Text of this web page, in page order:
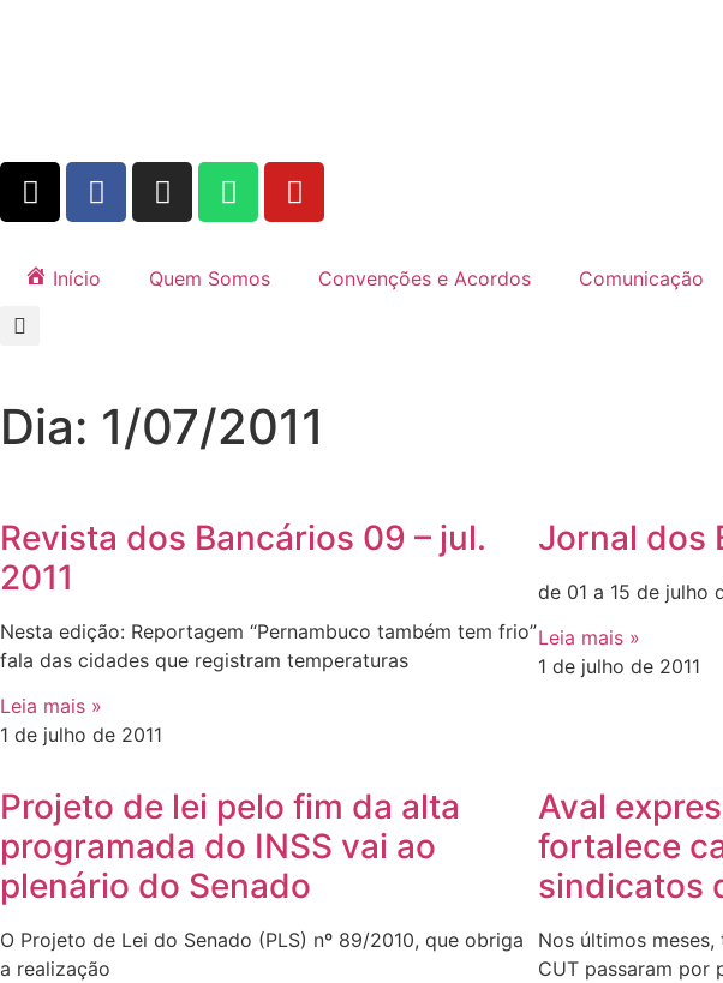
Início Quem Somos Convenções e Acordos Comunicação
Dia: 1/07/2011
Revista dos Bancários 09 – jul.
2011
Nesta edição: Reportagem “Pernambuco também tem frio”
fala das cidades que registram temperaturas
Leia mais »
1 de julho de 2011
Jornal dos
de 01 a 15 de julho
Leia mais »
1 de julho de 2011
Projeto de lei pelo fim da alta
programada do INSS vai ao
plenário do Senado
O Projeto de Lei do Senado (PLS) nº 89/2010, que obriga
a realização
Aval
fortalece
sindicatos
Nos últimos
CUT passaram por